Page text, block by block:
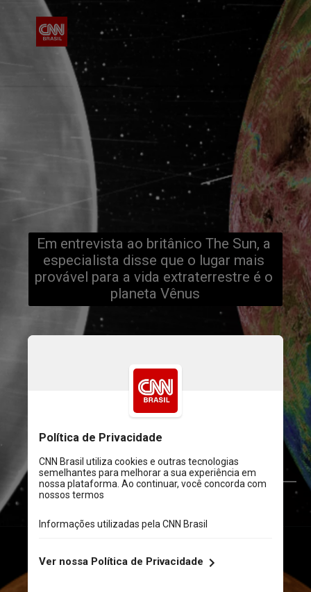
Em entrevista ao britânico The Sun, a
especialista disse que o lugar mais
provável para a vida extraterrestre é o
planeta Vênus
Reprodução/NASA